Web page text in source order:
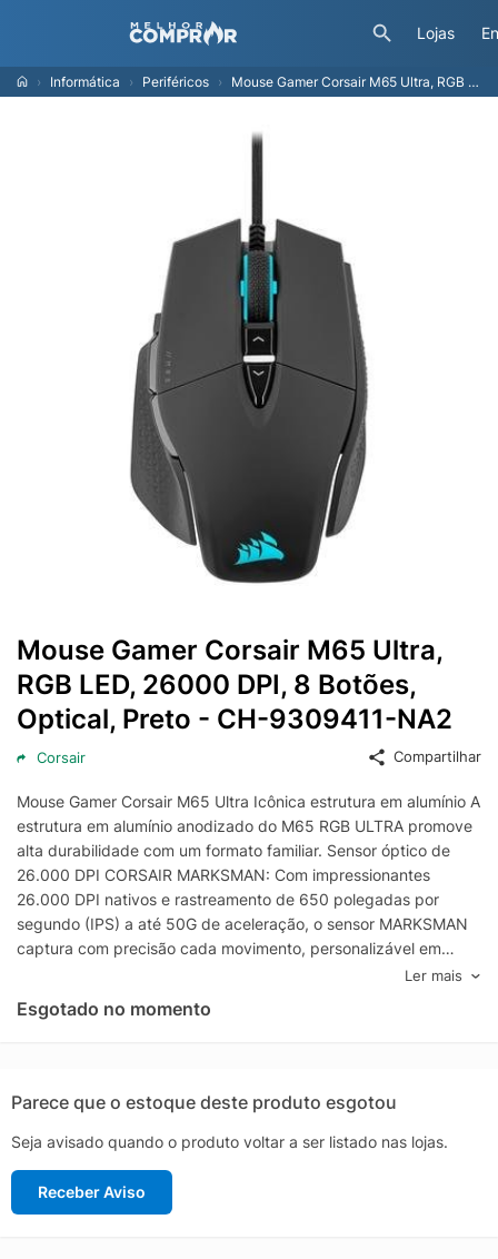
Lojas
Informática Periféricos Mouse Gamer Corsair M65 Ultra, RGB LED, 26000 DPI, 8 Botões, Optical, Preto - CH-9309411-NA2
Mouse Gamer Corsair M65 Ultra,
RGB LED, 26000 DPI, 8 Botões,
Optical, Preto - CH-9309411-NA2
Corsair Compartilhar
Mouse Gamer Corsair M65 Ultra Icônica estrutura em alumínio A
estrutura em alumínio anodizado do M65 RGB ULTRA promove
alta durabilidade com um formato familiar. Sensor óptico de
26.000 DPI CORSAIR MARKSMAN: Com impressionantes
26.000 DPI nativos e rastreamento de 650 polegadas por
segundo (IPS) a até 50G de aceleração, o sensor MARKSMAN
captura com precisão cada movimento, personalizável em
cada passo de DPI. Mecanismos ópticos Respostas hiper-
rápidas e precisas com garantia de 70 milhões de cliques para
durar anos de jogo intenso. Compre Já no KaBuM!
Ler mais
Esgotado no momento
Parece que o estoque deste produto esgotou
Seja avisado quando o produto voltar a ser listado nas lojas.
Receber Aviso